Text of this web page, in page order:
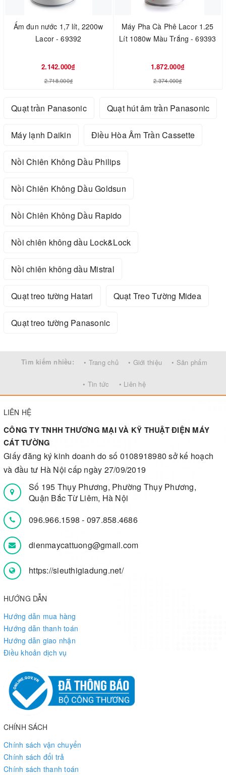
Ấm đun nước 1,7 lít, 2200w
Lacor - 69392
2.142.000₫
2.718.000₫
Máy Pha Cà Phê Lacor 1.25
Lít 1080w Màu Trắng - 69393
1.872.000₫
2.374.000₫
Quạt trần Panasonic Quạt hút âm trần Panasonic
Máy lạnh Daikin Điều Hòa Âm Trần Cassette
Nồi Chiên Không Dầu Philips
Nồi Chiên Không Dầu Goldsun
Nồi Chiên Không Dầu Rapido
Nồi chiên không dầu Lock&Lock
Nồi chiên không dầu Mistral
Quạt treo tường Hatari Quạt Treo Tường Midea
Quạt treo tường Panasonic
Tìm kiếm nhiều: • Trang chủ • Giới thiệu • Sản phẩm
• Tin tức • Liên hệ
LIÊN HỆ
CÔNG TY TNHH THƯƠNG MẠI VÀ KỸ THUẬT ĐIỆN MÁY
CÁT TƯỜNG
Giấy đăng ký kinh doanh do số 0108918980 sở kế hoạch
và đầu tư Hà Nội cấp ngày 27/09/2019
Số 195 Thụy Phương, Phường Thụy Phương,
Quận Bắc Từ Liêm, Hà Nội
096.966.1598- 097.858.4686
dienmaycattuong@gmail.com
https://sieuthigiadung.net/
HƯỚNG DẪN
Hướng dẫn mua hàng
Hướng dẫn thanh toán
Hướng dẫn giao nhận
Điều khoản dịch vụ
CHÍNH SÁCH
Chính sách vận chuyển
Chính sách đổi trả
Chính sách thanh toán